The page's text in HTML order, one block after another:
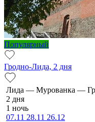
Популярный
Гродно-Лида, 2 дня
Ли­да — Мурованка —
2 дня
1 ночь
07.11 28.11 26.12